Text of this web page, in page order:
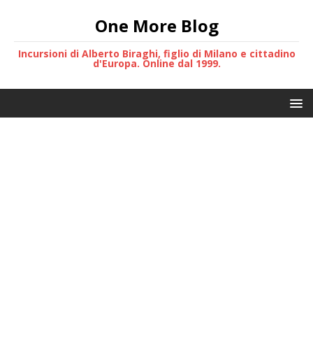
One More Blog
Incursioni di Alberto Biraghi, figlio di Milano e cittadino
d'Europa. Online dal 1999.